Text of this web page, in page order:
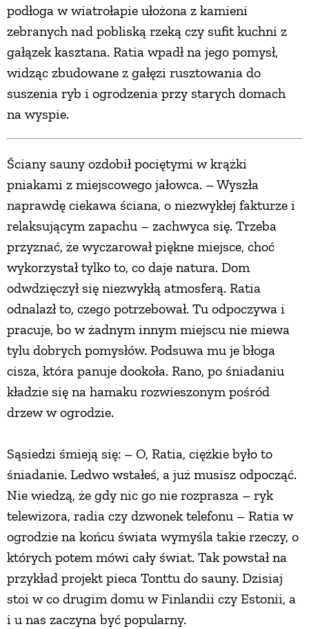
podłoga w wiatrołapie ułożona z kamieni
zebranych nad pobliską rzeką czy sufit kuchni z
gałązek kasztana. Ratia wpadł na jego pomysł,
widząc zbudowane z gałęzi rusztowania do
suszenia ryb i ogrodzenia przy starych domach
na wyspie.
Ściany sauny ozdobił pociętymi w krążki
pniakami z miejscowego jałowca. – Wyszła
naprawdę ciekawa ściana, o niezwykłej fakturze i
relaksującym zapachu – zachwyca się. Trzeba
przyznać, że wyczarował piękne miejsce, choć
wykorzystał tylko to, co daje natura. Dom
odwdzięczył się niezwykłą atmosferą. Ratia
odnalazł to, czego potrzebował. Tu odpoczywa i
pracuje, bo w żadnym innym miejscu nie miewa
tylu dobrych pomysłów. Podsuwa mu je błoga
cisza, która panuje dookoła. Rano, po śniadaniu
kładzie się na hamaku rozwieszonym pośród
drzew w ogrodzie.
Sąsiedzi śmieją się: – O, Ratia, ciężkie było to
śniadanie. Ledwo wstałeś, a już musisz odpocząć.
Nie wiedzą, że gdy nic go nie rozprasza – ryk
telewizora, radia czy dzwonek telefonu – Ratia w
ogrodzie na końcu świata wymyśla takie rzeczy, o
których potem mówi cały świat. Tak powstał na
przykład projekt pieca Tonttu do sauny. Dzisiaj
stoi w co drugim domu w Finlandii czy Estonii, a
i u nas zaczyna być popularny.